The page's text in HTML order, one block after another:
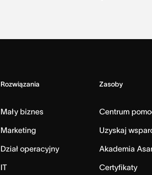
Rozwiązania
Mały biznes
Marketing
Dział operacyjny
IT
Zasoby
Centrum
Uzyskaj
Akademia
Certyfikaty